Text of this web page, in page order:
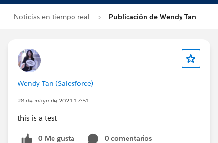
Noticias en tiempo real Publicación de Wendy Tan
Wendy Tan (Salesforce)
28 de mayo de 2021 17:51
this is a test
0 Me gusta
0 comentarios